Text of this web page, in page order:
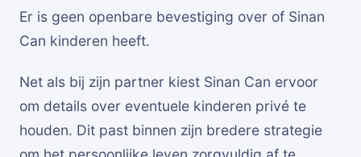
Er is geen openbare bevestiging over of Sinan
Can kinderen heeft.
Net als bij zijn partner kiest Sinan Can ervoor
om details over eventuele kinderen privé te
houden. Dit past binnen zijn bredere strategie